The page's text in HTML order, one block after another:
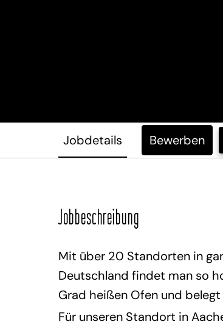
Jobdetails Bewerben
Jobbeschreibung
Mit über 20 Standorten in
Deutschland findet man so
Grad heißen Ofen und
Für unseren Standort in